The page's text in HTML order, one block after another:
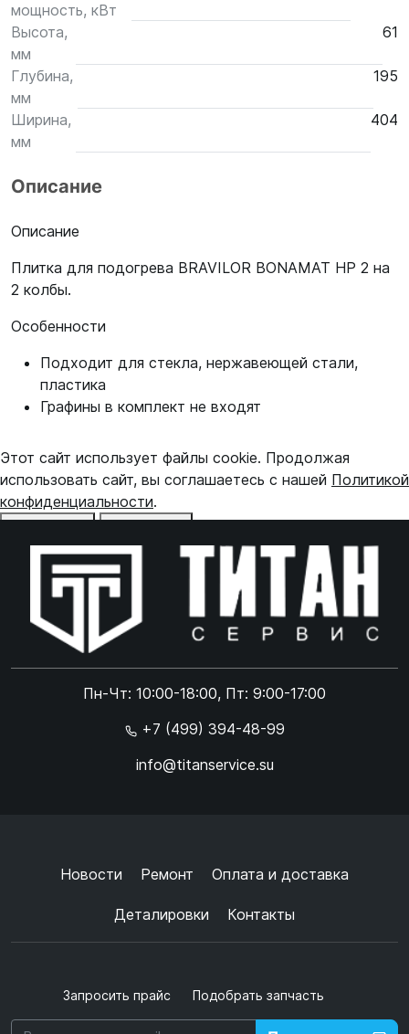
мощность, кВт
Высота,
мм
61
Глубина,
мм
195
Ширина,
мм
404
Описание
Описание
Плитка для подогрева BRAVILOR BONAMAT HP 2 на
2 колбы.
Особенности
Подходит для стекла, нержавеющей стали,
пластика
Графины в комплект не входят
Пн-Чт: 10:00-18:00, Пт: 9:00-17:00
+7 (499) 394-48-99
info@titanservice.su
Новости Ремонт Оплата и доставка
Деталировки Контакты
Запросить прайс Подобрать запчасть
Этот сайт использует файлы cookie. Продолжая
использовать сайт, вы соглашаетесь с нашей Политикой
конфиденциальности.
Online чат
Online чат